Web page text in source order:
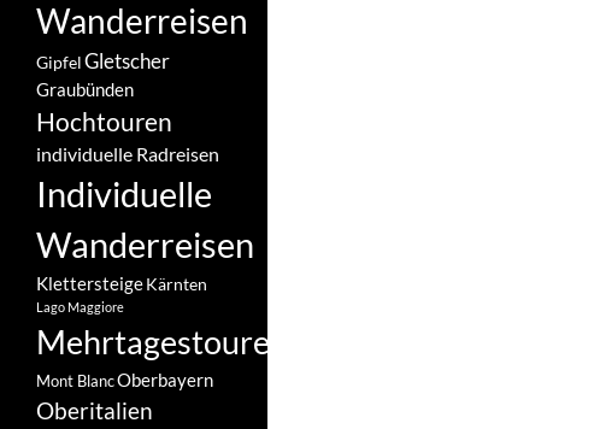
Wanderreisen
GipfelGletscher
Graubünden
Hochtouren
individuelle Radreisen
Individuelle
Wanderreisen
KlettersteigeKärnten
Lago Maggiore
Mehrtagestouren
Mont BlancOberbayern
Oberitalien